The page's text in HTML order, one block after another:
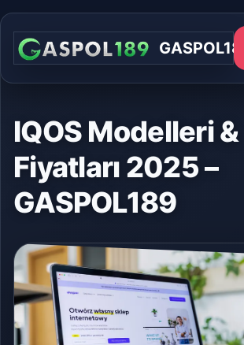
GASPOL189
IQOS Modelleri &
Fiyatları 2025 –
GASPOL189